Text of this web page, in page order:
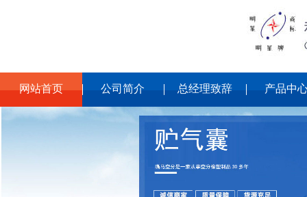
网站首页 公司简介 总经理致辞 产品中